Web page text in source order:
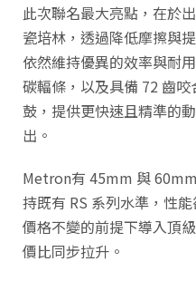
此次聯名最大亮點，在於
瓷培林，透過降低摩擦與
依然維持優異的效率與耐
碳輻條，以及具備 72 齒
鼓，提供更快速且精準的
出。
Metron有 45mm 與
持既有 RS 系列水準，性
價格不變的前提下導入頂
價比同步拉升。